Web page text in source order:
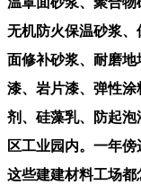
无机防火保温砂浆、
面修补砂浆、耐磨
漆、岩片漆、弹性
剂、硅藻乳、防起
区工业园内。一年
这些建建材料工场都